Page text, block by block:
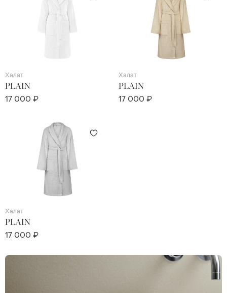
Халат
PLAIN
17 000 ₽
Халат
PLAIN
17 000 ₽
Халат
PLAIN
17 000 ₽